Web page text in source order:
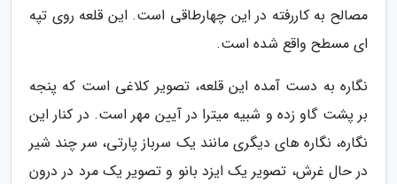
مصالح به کاررفته در این چهارطاقی است. این قلعه روی تپه
ای مسطح واقع شده است.
نگاره به دست آمده این قلعه، تصویر کلاغی است که پنجه
بر پشت گاو زده و شبیه میترا در آیین مهر است. در کنار این
نگاره، نگاره های دیگری مانند یک سرباز پارتی، سر چند شیر
در حال غرش، تصویر یک ایزد بانو و تصویر یک مرد در درون